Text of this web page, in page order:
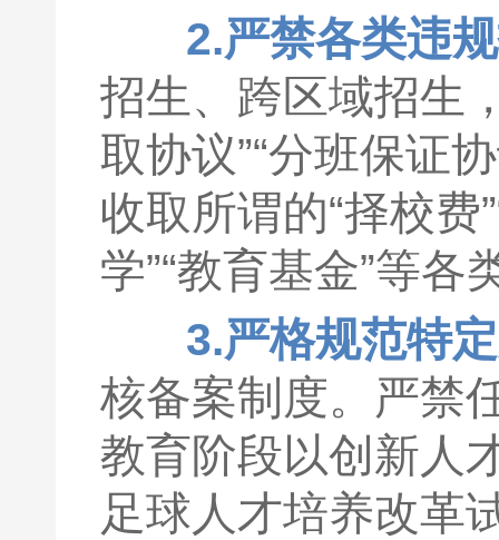
2.严禁各类违
招生、跨区域招生
取协议”“分班保证
收取所谓的“择校费
学”“教育基金”等各
3.严格规范特
核备案制度。严禁
教育阶段以创新人
足球人才培养改革